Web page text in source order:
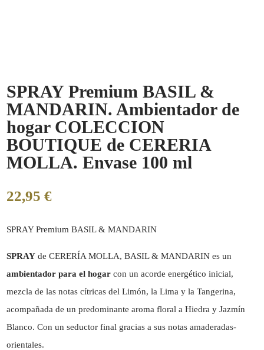
SPRAY Premium BASIL &
MANDARIN. Ambientador de
hogar COLECCION
BOUTIQUE de CERERIA
MOLLA. Envase 100 ml
22,95€
SPRAY Premium BASIL & MANDARIN
SPRAY de CERERÍA MOLLA, BASIL & MANDARIN es un
ambientador para el hogarcon un acorde energético inicial,
mezcla de las notas cítricas del Limón, la Lima y la Tangerina,
acompañada de un predominante aroma floral a Hiedra y Jazmín
Blanco. Con un seductor final gracias a sus notas amaderadas-
orientales.